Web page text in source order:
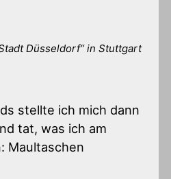
Düsseldorf“ in Stuttgart
stellte ich mich dann
tat, was ich am
Maultaschen